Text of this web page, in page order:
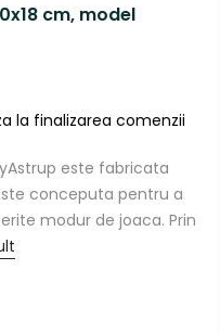
cm, model
la finalizarea comenzii
este fabricata
conceputa pentru a
modur de joaca. Prin